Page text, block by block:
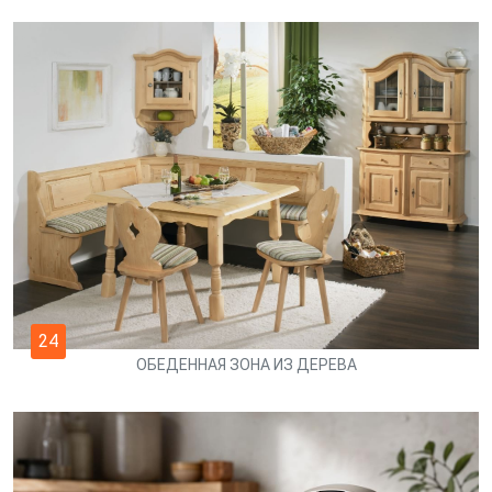
24
ОБЕДЕННАЯ ЗОНА ИЗ ДЕРЕВА